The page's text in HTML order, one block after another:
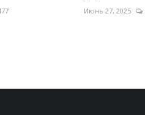
Июнь 27, 2025